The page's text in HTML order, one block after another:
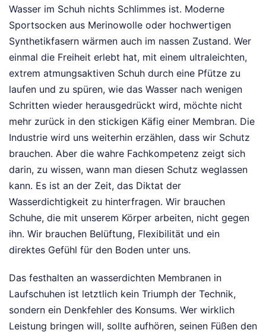
Wasser im Schuh nichts Schlimmes ist. Moderne
Sportsocken aus Merinowolle oder hochwertigen
Synthetikfasern wärmen auch im nassen Zustand. Wer
einmal die Freiheit erlebt hat, mit einem ultraleichten,
extrem atmungsaktiven Schuh durch eine Pfütze zu
laufen und zu spüren, wie das Wasser nach wenigen
Schritten wieder herausgedrückt wird, möchte nicht
mehr zurück in den stickigen Käfig einer Membran. Die
Industrie wird uns weiterhin erzählen, dass wir Schutz
brauchen. Aber die wahre Fachkompetenz zeigt sich
darin, zu wissen, wann man diesen Schutz weglassen
kann. Es ist an der Zeit, das Diktat der
Wasserdichtigkeit zu hinterfragen. Wir brauchen
Schuhe, die mit unserem Körper arbeiten, nicht gegen
ihn. Wir brauchen Belüftung, Flexibilität und ein
direktes Gefühl für den Boden unter uns.
Das festhalten an wasserdichten Membranen in
Laufschuhen ist letztlich kein Triumph der Technik,
sondern ein Denkfehler des Konsums. Wer wirklich
Leistung bringen will, sollte aufhören, seinen Füßen den